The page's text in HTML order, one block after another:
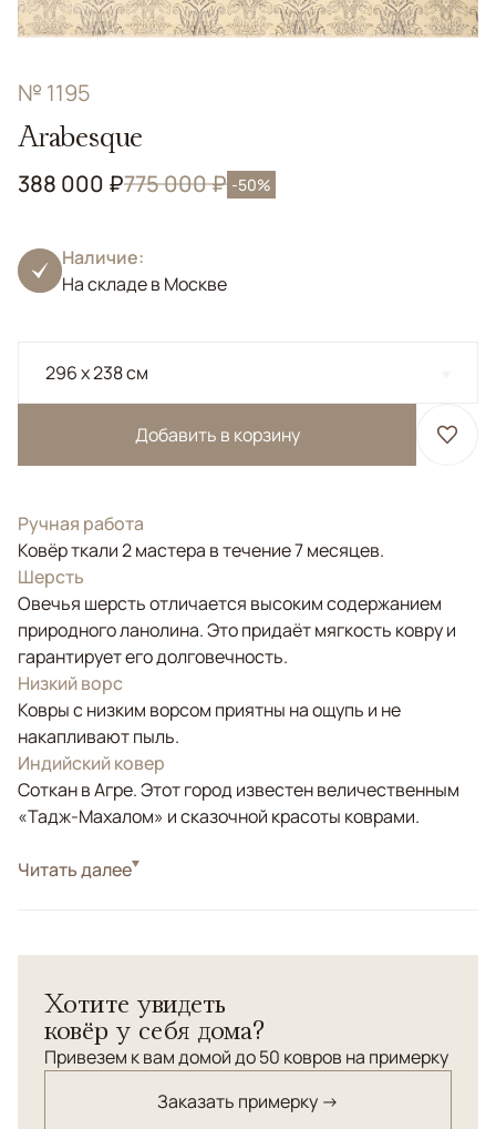
№ 1195
Arabesque
388 000 ₽775 000 ₽ -50%
Наличие:
На складе в Москве
296 x 238 см
Добавить в корзину
Ручная работа
Ковёр ткали 2 мастера в течение 7 месяцев.
Шерсть
Овечья шерсть отличается высоким содержанием
природного ланолина. Это придаёт мягкость ковру и
гарантирует его долговечность.
Низкий ворс
Ковры с низким ворсом приятны на ощупь и не
накапливают пыль.
Индийский ковер
Соткан в Агре. Этот город известен величественным
«Тадж-Махалом» и сказочной красоты коврами.
СтильКлассические
новозеландская шерсть высшей категории.
Читать далее
Хотите увидеть
ковёр у себя дома?
Привезем к вам домой до 50 ковров на примерку
Заказать примерку →